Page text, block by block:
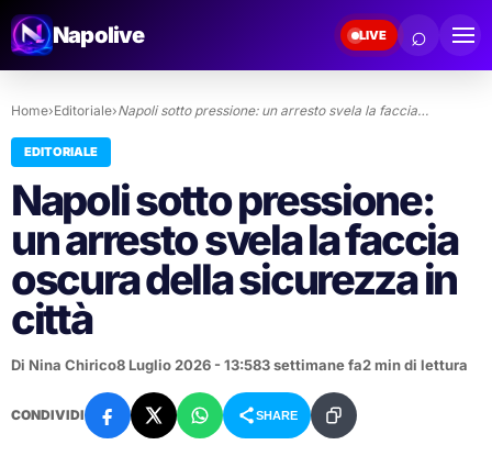
Napolive LIVE ⌕
Home›Editoriale›Napoli sotto pressione: un arresto svela la faccia…
EDITORIALE
Napoli sotto pressione:
un arresto svela la faccia
oscura della sicurezza in
città
Di Nina Chirico8 Luglio 2026 - 13:583 settimane fa2 min di lettura
CONDIVIDI SHARE